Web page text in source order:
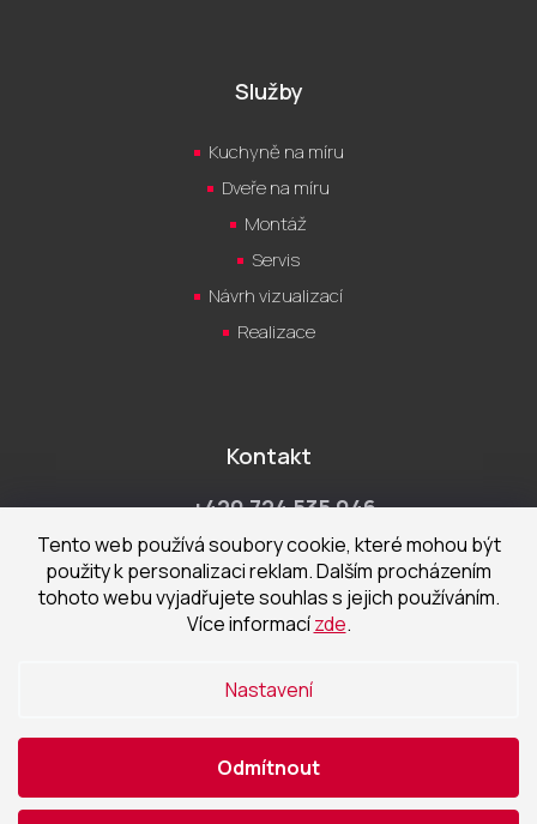
Tento web používá soubory cookie, které mohou být
použity k personalizaci reklam. Dalším procházením
tohoto webu vyjadřujete souhlas s jejich používáním.
Více informacízde.
Nastavení
Odmítnout
Služby
Kuchyně na míru
Dveře na míru
Montáž
Servis
Návrh vizualizací
Realizace
Kontakt
+420 724 535 046
Po-Pá 9:00 - 18:00 hod
obchod@cecetka.cz
370 01 České Budějovice
Vytvořil Shoptet